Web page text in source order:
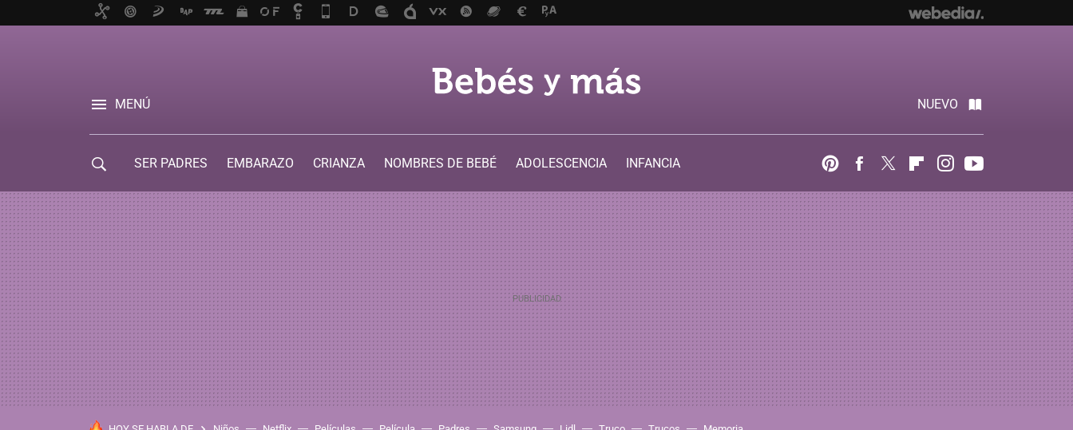
MENÚ NUEVO
SER PADRES EMBARAZO CRIANZA NOMBRES DE BEBÉ ADOLESCENCIA
INFANCIA
PinterestFacebook
Twitter FlipboardInstagram